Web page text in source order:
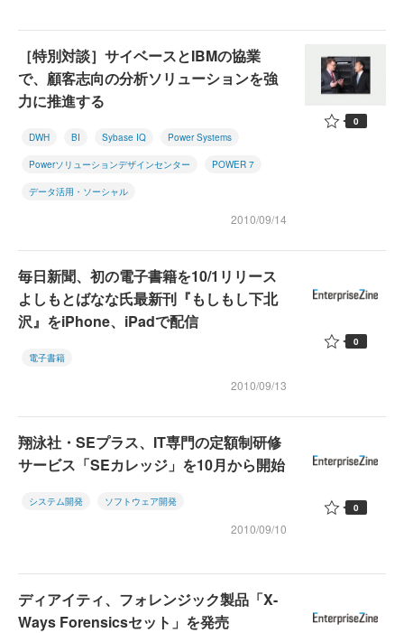
［特別対談］サイベースとIBMの協業
で、顧客志向の分析ソリューションを強
力に推進する
DWH BI Sybase IQ Power Systems
Powerソリューションデザインセンター POWER 7
データ活用・ソーシャル
2010/09/14
0
毎日新聞、初の電子書籍を10/1リリース
よしもとばなな氏最新刊『もしもし下北
沢』をiPhone、iPadで配信
電子書籍
2010/09/13
0
翔泳社・SEプラス、IT専門の定額制研修
サービス「SEカレッジ」を10月から開始
システム開発 ソフトウェア開発
2010/09/10
0
ディアイティ、フォレンジック製品「X-
Ways Forensicsセット」を発売